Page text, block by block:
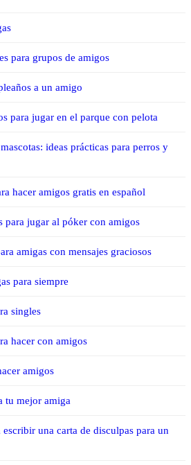
para grupos de amigos
a un amigo
para jugar en el parque con pelota
ideas prácticas para perros y
hacer amigos gratis en español
para jugar al póker con amigos
amigas con mensajes graciosos
para siempre
singles
hacer con amigos
amigos
tu mejor amiga
una carta de disculpas para un